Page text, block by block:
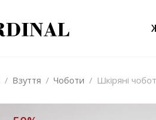
/ Взуття / Чоботи / Шкіряні